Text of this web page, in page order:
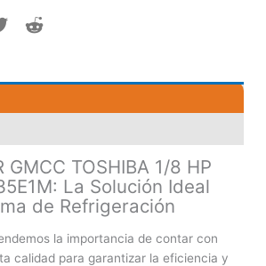
GMCC TOSHIBA 1/8 HP
La Solución Ideal
de Refrigeración
la importancia de contar con
calidad para garantizar la eficiencia y